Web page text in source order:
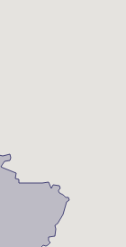
Успех!